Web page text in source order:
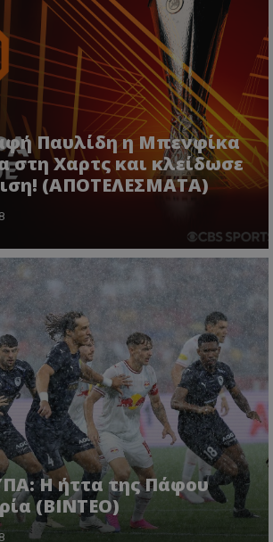
Παυλίδη η Μπενφίκα
στη Χαρτς και κλείδωσε
(ΑΠΟΤΕΛΕΣΜΑΤΑ)
Η ήττα της Πάφου
(ΒΙΝΤΕΟ)